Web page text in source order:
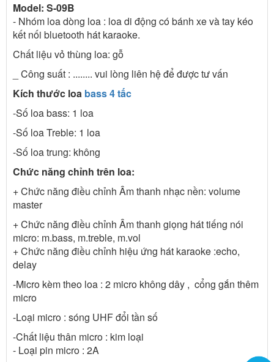
Model: S-09B
- Nhóm loa dòng loa : loa di động có bánh xe và tay kéo
kết nối bluetooth hát karaoke.
Chất liệu vỏ thùng loa: gỗ
_ Công suất : ........ vui lòng liên hệ để được tư vấn
Kích thước loa bass 4 tấc
-Số loa bass: 1 loa
-Số loa Treble: 1 loa
-Số loa trung: không
Chức năng chỉnh trên loa:
+ Chức năng điều chỉnh Âm thanh nhạc nền: volume
master
+ Chức năng điều chỉnh Âm thanh giọng hát tiếng nói
micro: m.bass, m.treble, m.vol
+ Chức năng điều chỉnh hiệu ứng hát karaoke :echo,
delay
-Micro kèm theo loa : 2 micro không dây , cổng gắn thêm
micro
-Loại micro : sóng UHF đổi tần số
-Chất liệu thân micro : kim loại
- Loại pin micro : 2A